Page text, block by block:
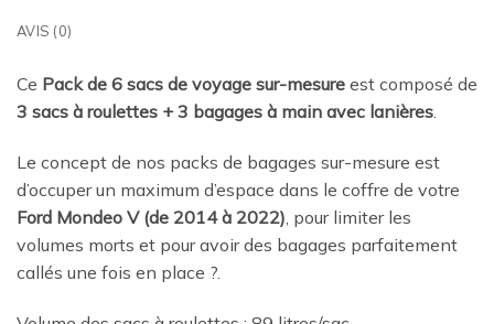
AVIS (0)
Ce Pack de 6 sacs de voyage sur-mesure est composé de
3 sacs à roulettes + 3 bagages à main avec lanières.
Le concept de nos packs de bagages sur-mesure est
d’occuper un maximum d’espace dans le coffre de votre
Ford Mondeo V (de 2014 à 2022), pour limiter les
volumes morts et pour avoir des bagages parfaitement
callés une fois en place ?.